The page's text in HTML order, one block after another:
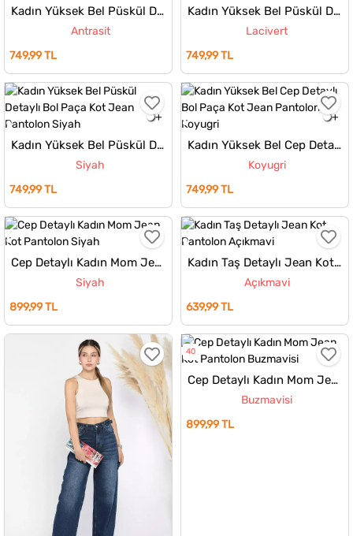
Kadın Yüksek Bel Püskül Detaylı Bol Paça Kot Jean Pantolon
Antrasit
749,99 TL
Kadın Yüksek Bel Püskül Detaylı Bol Paça Kot Jean Pantolon
Lacivert
749,99 TL
Kadın Yüksek Bel Püskül Detaylı Bol Paça Kot Jean Pantolon
Siyah
749,99 TL
Kadın Yüksek Bel Cep Detaylı Bol Paça Kot Jean Pantolon
Koyugri
749,99 TL
Cep Detaylı Kadın Mom Jean Kot Pantolon
Siyah
899,99 TL
Kadın Taş Detaylı Jean Kot Pantolon
Açıkmavi
639,99 TL
40
Cep Detaylı Kadın Mom Jean Kot Pantolon
Buzmavisi
899,99 TL